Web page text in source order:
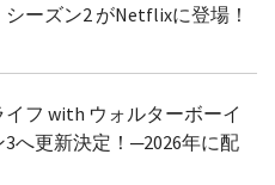
ーズン2 がNetflixに登場！
フ with ウォルターボーイ
へ更新決定！─2026年に配